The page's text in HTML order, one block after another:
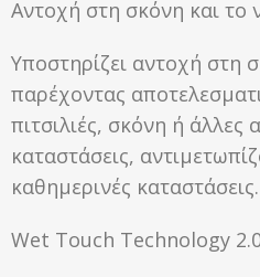
Αντοχή στη σκόνη και το
Υποστηρίζει αντοχή στη
παρέχοντας
πιτσιλιές, σκόνη ή άλλες
καταστάσεις,
καθημερινές καταστάσεις.
Wet Touch Technology